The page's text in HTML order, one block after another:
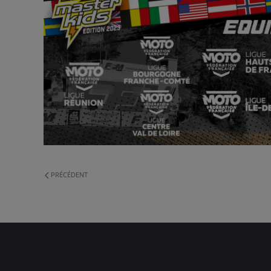
PRÉCÉDENT